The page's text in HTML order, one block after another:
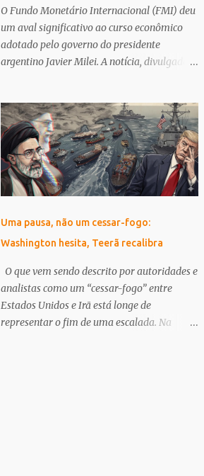
da Agenda 2030 para o Desenvolvimento
Sustentável. Um relatório apresentado no
Fórum de Países da América Latina e Caribe
sobre Desenvolvimento Sustentável destaca
para acelerar o progresso. “O elemento
chave é a coordenação: Parcerias entre
governos, sociedade civil, academia, setor
privado e outros stakeholders.” ...
O Fundo Monetário Internacional (FMI) deu
um aval significativo ao curso econômico
adotado pelo governo do presidente
argentino Javier Milei. A notícia, divulgada
olhos as medidas implementadas pela
administração atual, que têm como foco a
austeridade fiscal e a desregulamentação.
Apoio do FMI e Reações Internas A
aprovação do FMI pode ser interpretada
como um reforço para Milei em sua busca
aborde diretamente as preocupações
levantadas por diversos setores da
sociedade argentina. As políticas de Milei,
que incluem cortes drásticos em gastos
públicos e subsídios, têm gerado forte
resistência. Greves e Protestos Marcando o
Uma pausa, não um cessar-fogo:
Washington hesita, Teerã recalibra
O que vem sendo descrito por autoridades e
analistas como um “cessar-fogo” entre
Estados Unidos e Irã está longe de
representar o fim de uma escalada. Na